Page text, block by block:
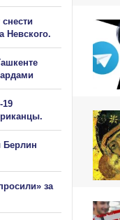
Невского.
19
Берлин
за